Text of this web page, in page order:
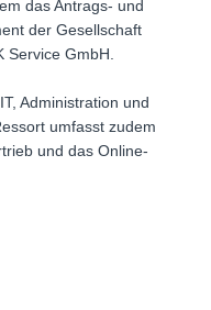
das Antrags- und
der Gesellschaft
GmbH.
Administration und
umfasst zudem
und das Online-